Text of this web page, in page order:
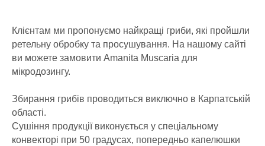
Клієнтам ми пропонуємо найкращі гриби, які пройшли
ретельну обробку та просушування. На нашому сайті
ви можете замовити Amanita Muscaria для
мікродозингу.
Збирання грибів проводиться виключно в Карпатській
області.
Сушіння продукції виконується у спеціальному
конвекторі при 50 градусах, попередньо капелюшки